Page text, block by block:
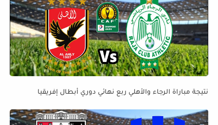
نتيجة مباراة الرجاء والأهلي ربع نهائي دوري أبطال إفريقيا